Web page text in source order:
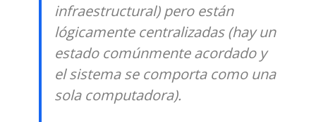
infraestructural) pero están
lógicamente centralizadas (hay un
estado comúnmente acordado y
el sistema se comporta como una
sola computadora).